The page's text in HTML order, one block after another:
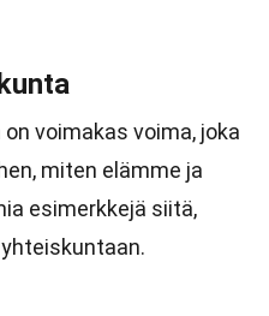
voimakas voima, joka
miten elämme ja
esimerkkejä siitä,